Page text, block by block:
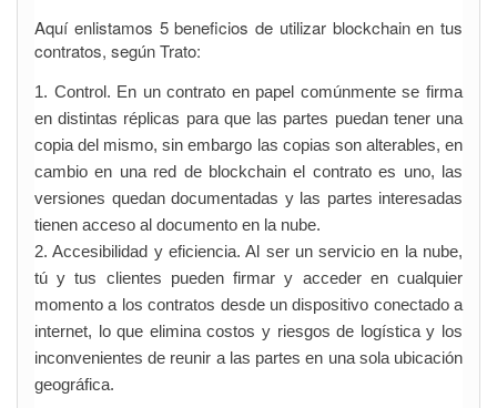
Aquí enlistamos 5 beneficios de utilizar blockchain en tus
contratos, según Trato:
1. Control. En un contrato en papel comúnmente se firma
en distintas réplicas para que las partes puedan tener una
copia del mismo, sin embargo las copias son alterables, en
cambio en una red de blockchain el contrato es uno, las
versiones quedan documentadas y las partes interesadas
tienen acceso al documento en la nube.
2. Accesibilidad y eficiencia. Al ser un servicio en la nube,
tú y tus clientes pueden firmar y acceder en cualquier
momento a los contratos desde un dispositivo conectado a
internet, lo que elimina costos y riesgos de logística y los
inconvenientes de reunir a las partes en una sola ubicación
geográfica.